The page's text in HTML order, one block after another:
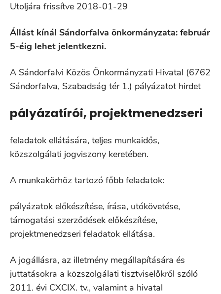
Utoljára frissítve 2018-01-29
Állást kínál Sándorfalva önkormányzata: február
5-éig lehet jelentkezni.
A Sándorfalvi Közös Önkormányzati Hivatal (6762
Sándorfalva, Szabadság tér 1.) pályázatot hirdet
pályázatírói, projektmenedzseri
feladatok ellátására, teljes munkaidős,
közszolgálati jogviszony keretében.
A munkakörhöz tartozó főbb feladatok:
pályázatok előkészítése, írása, utókövetése,
támogatási szerződések előkészítése,
projektmenedzseri feladatok ellátása.
A jogállásra, az illetmény megállapítására és
juttatásokra a közszolgálati tisztviselőkről szóló
2011. évi CXCIX. tv., valamint a hivatal